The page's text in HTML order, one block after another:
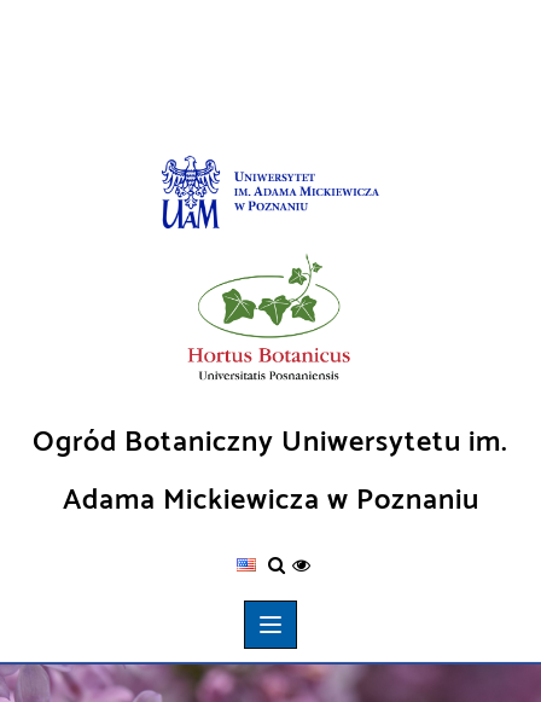
Ogród Botaniczny Uniwersytetu im.
Adama Mickiewicza w Poznaniu